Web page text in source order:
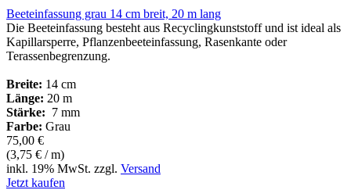
Beeteinfassung grau 14 cm breit, 20 m lang
Die Beeteinfassung besteht aus Recyclingkunststoff und ist ideal als
Kapillarsperre, Pflanzenbeeteinfassung, Rasenkante oder
Terassenbegrenzung.
Breite: 14 cm
Länge: 20 m
Stärke: 7 mm
Farbe: Grau
75,00 €
(3,75 € / m)
inkl. 19% MwSt. zzgl. Versand
Jetzt kaufen